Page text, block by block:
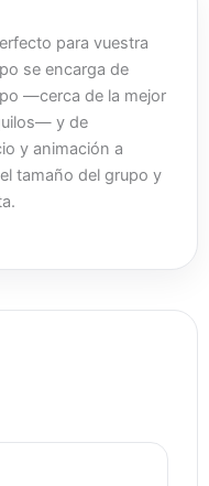
para vuestra
se encarga de
—cerca de la mejor
y de
y animación a
tamaño del grupo y